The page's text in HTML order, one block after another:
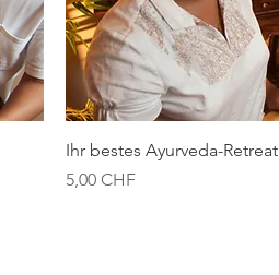
Ihr bestes Ayurveda-
Preis
5,00 CHF